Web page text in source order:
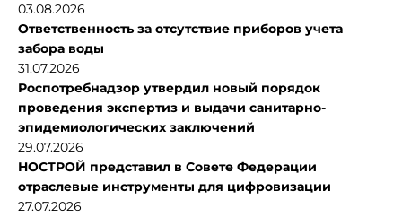
03.08.2026
Ответственность за отсутствие приборов учета
забора воды
31.07.2026
Роспотребнадзор утвердил новый порядок
проведения экспертиз и выдачи санитарно-
эпидемиологических заключений
29.07.2026
НОСТРОЙ представил в Совете Федерации
отраслевые инструменты для цифровизации
27.07.2026